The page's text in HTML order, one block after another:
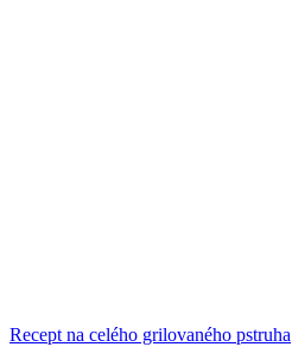
Recept na celého grilovaného pstruha